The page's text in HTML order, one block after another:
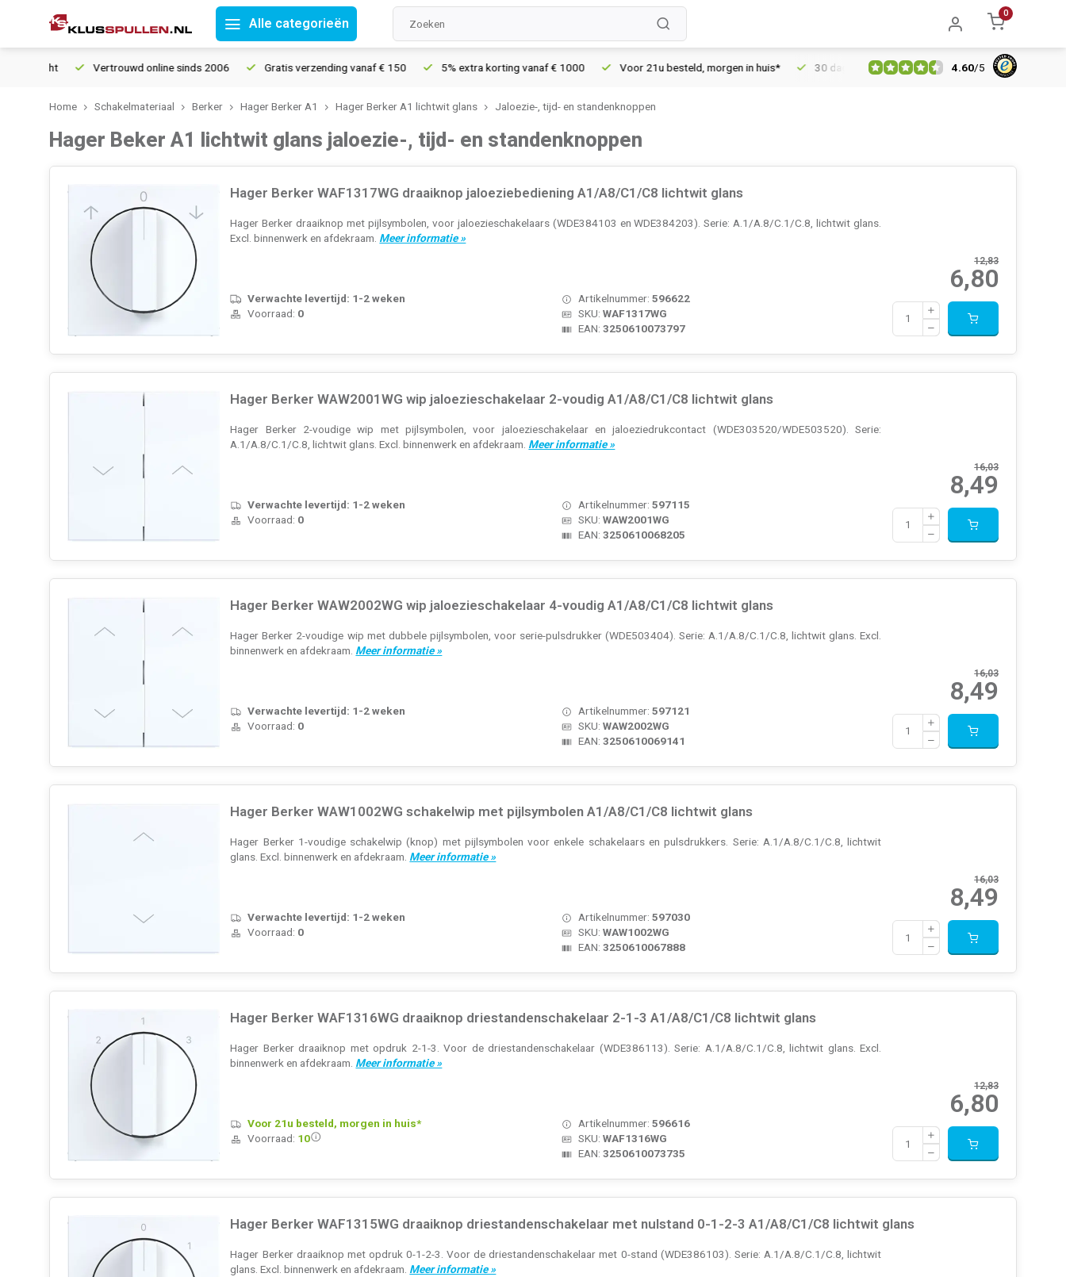
Alle categorieën
0
Vertrouwd online sinds 2006 Gratis verzending vanaf € 150 5% extra korting vanaf € 1000 Voor 21u besteld, morgen in huis* 30 dagen retourrecht Vertrouwd online sinds 2006
4.60/5
Home Schakelmateriaal Berker Hager Berker A1 Hager Berker A1 lichtwit glans Jaloezie-, tijd- en standenknoppen
Hager Beker A1 lichtwit glans jaloezie-, tijd- en standenknoppen
Hager Berker WAF1317WG draaiknop jaloeziebediening A1/A8/C1/C8 lichtwit glans
Hager Berker draaiknop met pijlsymbolen, voor jaloezieschakelaars (WDE384103 en WDE384203). Serie: A.1/A.8/C.1/C.8, lichtwit glans.
Excl. binnenwerk en afdekraam. Meer informatie »
12,83
6,80
Artikelnummer:596622
SKU:WAF1317WG
EAN:3250610073797
Verwachte levertijd: 1-2 weken
Voorraad: 0
Hager Berker WAW2001WG wip jaloezieschakelaar 2-voudig A1/A8/C1/C8 lichtwit glans
Hager Berker 2-voudige wip met pijlsymbolen, voor jaloezieschakelaar en jaloeziedrukcontact (WDE303520/WDE503520). Serie:
A.1/A.8/C.1/C.8, lichtwit glans. Excl. binnenwerk en afdekraam. Meer informatie »
16,03
8,49
Artikelnummer:597115
SKU:WAW2001WG
EAN:3250610068205
Verwachte levertijd: 1-2 weken
Voorraad: 0
Hager Berker WAW2002WG wip jaloezieschakelaar 4-voudig A1/A8/C1/C8 lichtwit glans
Hager Berker 2-voudige wip met dubbele pijlsymbolen, voor serie-pulsdrukker (WDE503404). Serie: A.1/A.8/C.1/C.8, lichtwit glans. Excl.
binnenwerk en afdekraam. Meer informatie »
16,03
8,49
Artikelnummer:597121
SKU:WAW2002WG
EAN:3250610069141
Verwachte levertijd: 1-2 weken
Voorraad: 0
Hager Berker WAW1002WG schakelwip met pijlsymbolen A1/A8/C1/C8 lichtwit glans
Hager Berker 1-voudige schakelwip (knop) met pijlsymbolen voor enkele schakelaars en pulsdrukkers. Serie: A.1/A.8/C.1/C.8, lichtwit
glans. Excl. binnenwerk en afdekraam. Meer informatie »
16,03
8,49
Artikelnummer:597030
SKU:WAW1002WG
EAN:3250610067888
Verwachte levertijd: 1-2 weken
Voorraad: 0
Hager Berker WAF1316WG draaiknop driestandenschakelaar 2-1-3 A1/A8/C1/C8 lichtwit glans
Hager Berker draaiknop met opdruk 2-1-3. Voor de driestandenschakelaar (WDE386113). Serie: A.1/A.8/C.1/C.8, lichtwit glans. Excl.
binnenwerk en afdekraam. Meer informatie »
12,83
6,80
Artikelnummer:596616
SKU:WAF1316WG
EAN:3250610073735
Voor 21u besteld, morgen in huis*
Voorraad: 10
Hager Berker WAF1315WG draaiknop driestandenschakelaar met nulstand 0-1-2-3 A1/A8/C1/C8 lichtwit glans
Hager Berker draaiknop met opdruk 0-1-2-3. Voor de driestandenschakelaar met 0-stand (WDE386103). Serie: A.1/A.8/C.1/C.8, lichtwit
glans. Excl. binnenwerk en afdekraam. Meer informatie »